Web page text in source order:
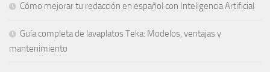
Cómo mejorar tu redacción en español con Inteligencia Artificial
Guía completa de lavaplatos Teka: Modelos, ventajas y
mantenimiento